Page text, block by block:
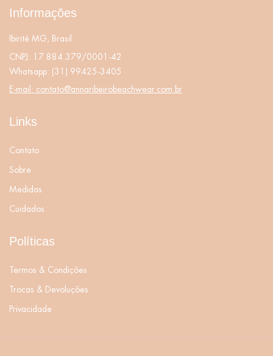
Informações
Ibirité MG, Brasil
CNPJ: 17.884.379/0001-42
Whatsapp: (31) 99425-3405
E-mail: contato@annaribeirobeachwear.com.br
Links
Contato
Sobre
Medidas
Cuidados
Políticas
Termos & Condições
Trocas & Devoluções
Privacidade